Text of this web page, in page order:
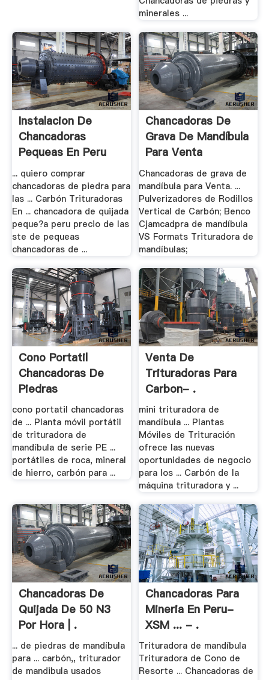
minerales ...
Instalacion De
Chancadoras
Pequeas En Peru
... quiero comprar
chancadoras de piedra para
las ... Carbón Trituradoras
En ... chancadora de quijada
peque?a peru precio de las
ste de pequeas
chancadoras de ...
Chancadoras De
Grava De Mandíbula
Para Venta
Chancadoras de grava de
mandíbula para Venta. ...
Pulverizadores de Rodillos
Vertical de Carbón; Benco
Cjamcadpra de mandíbula
VS Formats Trituradora de
mandíbulas;
Cono Portatil
Chancadoras De
Piedras
cono portatil chancadoras
de ... Planta móvil portátil
de trituradora de
mandíbula de serie PE ...
portátiles de roca, mineral
de hierro, carbón para ...
Venta De
Trituradoras Para
Carbon- .
mini trituradora de
mandíbula ... Plantas
Móviles de Trituración
ofrece las nuevas
oportunidades de negocio
para los ... Carbón de la
máquina trituradora y ...
Chancadoras De
Quijada De 50 N3
Por Hora | .
... de piedras de mandíbula
para ... carbón,, triturador
de mandibula usados
Chancadoras Para
Mineria En Peru-
XSM ... - .
Trituradora de mandíbula
Trituradora de Cono de
Resorte ... Chancadoras de